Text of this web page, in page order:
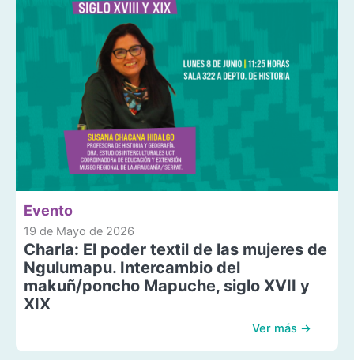
Evento
19 de Mayo de 2026
Charla: El poder textil de las mujeres de
Ngulumapu. Intercambio del
makuñ/poncho Mapuche, siglo XVII y
XIX
Ver más →